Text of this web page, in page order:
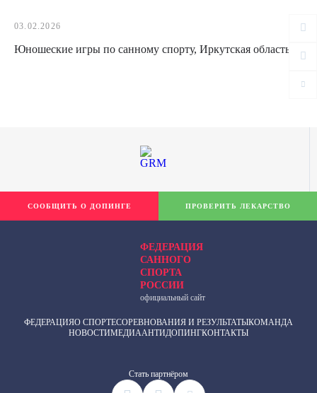
03.02.2026
Юношеские игры по санному спорту, Иркутская область
ФЕДЕРАЦИЯ
САННОГО
СПОРТА
РОССИИ
официальный сайт
ФЕДЕРАЦИЯО СПОРТЕСОРЕВНОВАНИЯ И РЕЗУЛЬТАТЫКОМАНДА
НОВОСТИМЕДИААНТИДОПИНГКОНТАКТЫ
Cтать партнёром
СООБЩИТЬ О ДОПИНГЕ ПРОВЕРИТЬ ЛЕКАРСТВО